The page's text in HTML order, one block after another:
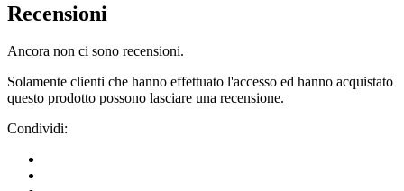
Recensioni
Ancora non ci sono recensioni.
Solamente clienti che hanno effettuato l'accesso ed hanno acquistato
questo prodotto possono lasciare una recensione.
Condividi: